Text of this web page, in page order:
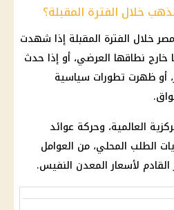
خلال الفترة المقبلة؟
خلال الفترة المقبلة إذا شهدت
خارج نطاقها العرضي، أو إذا حدث
، أو ظهرت تطورات سياسية
العالمية، وحركة عوائد
الطلب المحلي، من العوامل
لأسعار المعدن النفيس.